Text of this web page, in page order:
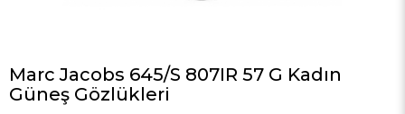
Marc Jacobs 645/S 807IR 57 G Kadın
Güneş Gözlükleri